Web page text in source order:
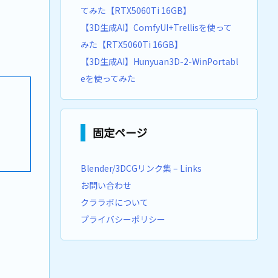
てみた【RTX5060Ti 16GB】
【3D生成AI】ComfyUI+Trellisを使って
みた【RTX5060Ti 16GB】
【3D生成AI】Hunyuan3D-2-WinPortabl
eを使ってみた
固定ページ
Blender/3DCGリンク集 – Links
お問い合わせ
クララボについて
プライバシーポリシー